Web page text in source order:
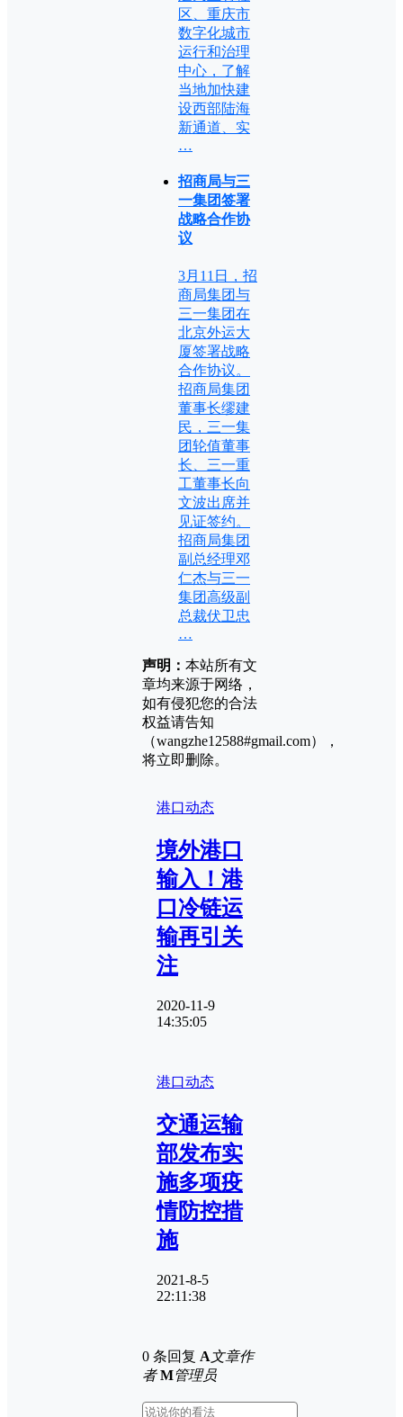
区、重庆市
数字化城市
运行和治理
中心，了解
当地加快建
设西部陆海
新通道、实
…
招商局与三
一集团签署
战略合作协
议
3月11日，招
商局集团与
三一集团在
北京外运大
厦签署战略
合作协议。
招商局集团
董事长缪建
民，三一集
团轮值董事
长、三一重
工董事长向
文波出席并
见证签约。
招商局集团
副总经理邓
仁杰与三一
集团高级副
总裁伏卫忠
…
声明： 本站所有文
章均来源于网络，
如有侵犯您的合法
权益请告知
（wangzhe12588#gmail.com），
将立即删除。
港口动态
境外港口
输入！港
口冷链运
输再引关
注
2020-11-9
14:35:05
港口动态
交通运输
部发布实
施多项疫
情防控措
施
2021-8-5
22:11:38
0 条回复 A文章作
者 M管理员